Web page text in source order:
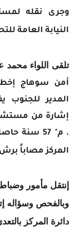
وجرى نقله
النيابة العامة
تلقى اللواء
أمن سوهاج
المدير للجنوب
إشارة من
. م" 57 سنة
المركز مصاباً
إنتقل مأمور
دائرة المركز